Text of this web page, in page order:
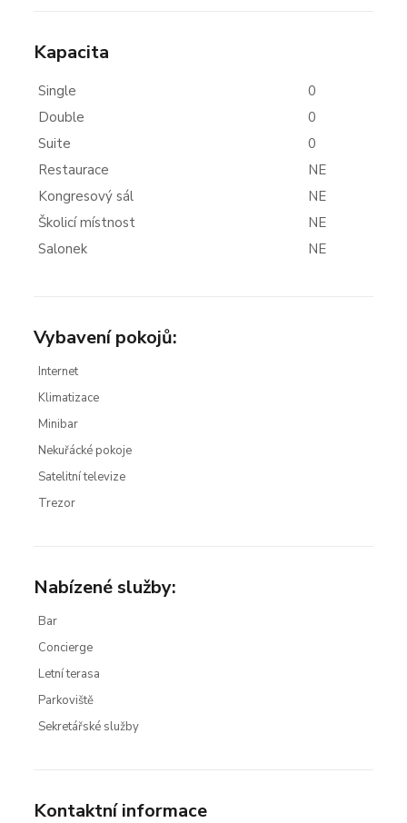
Kapacita
Single
0
Double
0
Suite
0
Restaurace
NE
Kongresový sál
NE
Školicí místnost
NE
Salonek
NE
Vybavení pokojů:
Internet
Klimatizace
Minibar
Nekuřácké pokoje
Satelitní televize
Trezor
Nabízené služby:
Bar
Concierge
Letní terasa
Parkoviště
Sekretářské služby
Kontaktní informace